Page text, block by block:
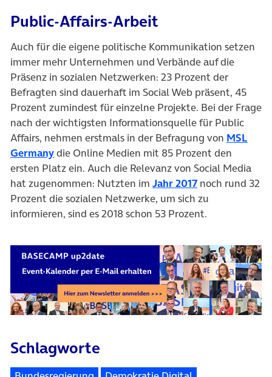
Public-Affairs-Arbeit
Auch für die eigene politische Kommunikation setzen
immer mehr Unternehmen und Verbände auf die
Präsenz in sozialen Netzwerken: 23 Prozent der
Befragten sind dauerhaft im Social Web präsent, 45
Prozent zumindest für einzelne Projekte. Bei der Frage
nach der wichtigsten Informationsquelle für Public
Affairs, nehmen erstmals in der Befragung von MSL
Germany(öffnet in neuem Tab)
die Online Medien mit 85 Prozent den
ersten Platz ein. Auch die Relevanz von Social Media
hat zugenommen: Nutzten im Jahr 2017(öffnet in
noch rund 32
Prozent die sozialen Netzwerke, um sich zu
informieren, sind es 2018 schon 53 Prozent.
Schlagworte